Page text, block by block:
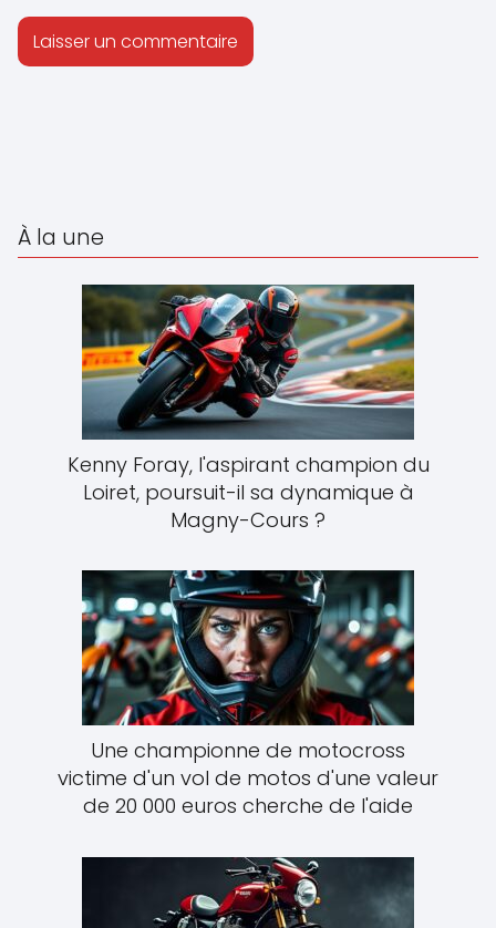
À la une
Kenny Foray, l'aspirant champion du
Loiret, poursuit-il sa dynamique à
Magny-Cours ?
Une championne de motocross
victime d'un vol de motos d'une valeur
de 20 000 euros cherche de l'aide